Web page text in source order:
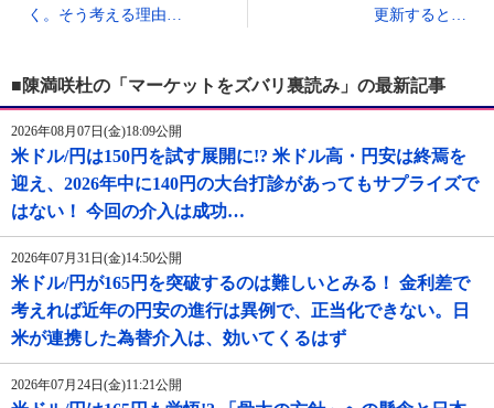
く。そう考える理由…
更新すると…
■陳満咲杜の「マーケットをズバリ裏読み」の最新記事
2026年08月07日(金)18:09公開
米ドル/円は150円を試す展開に!? 米ドル高・円安は終焉を
迎え、2026年中に140円の大台打診があってもサプライズで
はない！ 今回の介入は成功…
2026年07月31日(金)14:50公開
米ドル/円が165円を突破するのは難しいとみる！ 金利差で
考えれば近年の円安の進行は異例で、正当化できない。日
米が連携した為替介入は、効いてくるはず
2026年07月24日(金)11:21公開